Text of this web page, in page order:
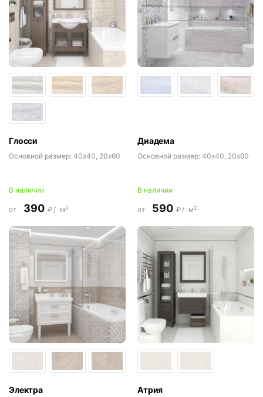
Глосси
Основной размер: 40x40, 20x60
В наличии
от 390 ₽/ м2
Диадема
Основной размер: 40x40, 20x60
В наличии
от 590 ₽/ м2
Электра Атрия